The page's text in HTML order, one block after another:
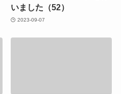
いました（52）
2023-09-07